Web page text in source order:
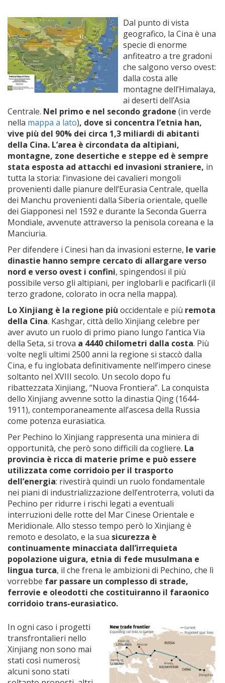
Dal punto di vista
geografico, la Cina è una
specie di enorme
anfiteatro a tre gradoni
che salgono verso ovest:
dalla costa alle
montagne dell’Himalaya,
ai deserti dell’Asia
Centrale. Nel primo e nel secondo gradone (in verde
nella mappa a lato), dove si concentra l’etnia han,
vive più del 90% dei circa 1,3 miliardi di abitanti
della Cina. L’area è circondata da altipiani,
montagne, zone desertiche e steppe ed è sempre
stata esposta ad attacchi ed invasioni straniere, in
tutta la storia: l’invasione dei cavalieri mongoli
provenienti dalle pianure dell’Eurasia Centrale, quella
dei Manchu provenienti dalla Siberia orientale, quelle
dei Giapponesi nel 1592 e durante la Seconda Guerra
Mondiale, avvenute attraverso la penisola coreana e la
Manciuria.
Per difendere i Cinesi han da invasioni esterne, le varie
dinastie hanno sempre cercato di allargare verso
nord e verso ovest i confini, spingendosi il più
possibile verso gli altipiani, per inglobarli e pacificarli (il
terzo gradone, colorato in ocra nella mappa).
Lo Xinjiang è la regione più occidentale e più remota
della Cina. Kashgar, città dello Xinjiang celebre per
aver avuto un ruolo di primo piano lungo l’antica Via
della Seta, si trova a 4440 chilometri dalla costa. Più
volte negli ultimi 2500 anni la regione si staccò dalla
Cina, e fu inglobata definitivamente nell’impero cinese
soltanto nel XVIII secolo. Un secolo dopo fu
ribattezzata Xinjiang, “Nuova Frontiera”. La conquista
dello Xinjiang avvenne sotto la dinastia Qing (1644-
1911), contemporaneamente all’ascesa della Russia
come potenza eurasiatica.
Per Pechino lo Xinjiang rappresenta una miniera di
opportunità, che però sono difficili da cogliere. La
provincia è ricca di materie prime e può essere
utilizzata come corridoio per il trasporto
dell’energia: rivestirà quindi un ruolo fondamentale
nei piani di industrializzazione dell’entroterra, voluti da
Pechino per ridurre i rischi legati a eventuali
interruzioni delle rotte del Mar Cinese Orientale e
Meridionale. Allo stesso tempo però lo Xinjiang è
remoto e desolato, e la sua sicurezza è
continuamente minacciata dall’irrequieta
popolazione uigura, etnia di fede musulmana e
lingua turca, il che frena le ambizioni di Pechino, che lì
vorrebbe far passare un complesso di strade,
ferrovie e oleodotti che costituiranno il faraonico
corridoio trans-eurasiatico.
In ogni caso i progetti
transfrontalieri nello
Xinjiang non sono mai
stati così numerosi;
alcuni sono stati